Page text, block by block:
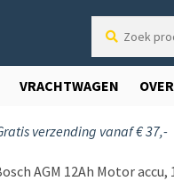
producten
VRACHTWAGEN
verzending vanaf € 37,-
AGM 12Ah Motor accu,